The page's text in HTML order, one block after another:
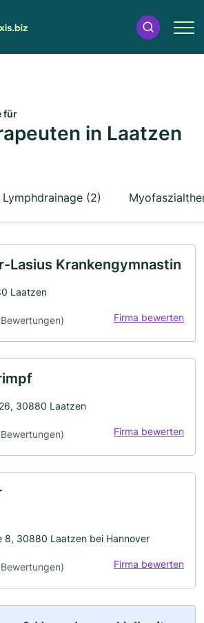
für
in Laatzen
Lymphdrainage (2)
Lasius Krankengymnastin
Laatzen
Firma bewerten
30880 Laatzen
Firma bewerten
8, 30880 Laatzen bei Hannover
Firma bewerten